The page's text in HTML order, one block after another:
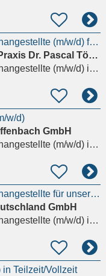
Zahnmedizinische Fachangestellte (m/w/d) für die KFO-Abrechnung in Teilzeit gesucht!
Kieferorthopädische Praxis Dr. Pascal Töpfer & Kollegen
(m/w/d)in Hanau
w/d)
GmbH
(m/w/d)in Offenbach am Main
Zahnmedizinische Fachangestellte für unsere große Zahnarztpraxis (m/w/d)
GmbH
(m/w/d)in Offenbach am Main
in Teilzeit/Vollzeit